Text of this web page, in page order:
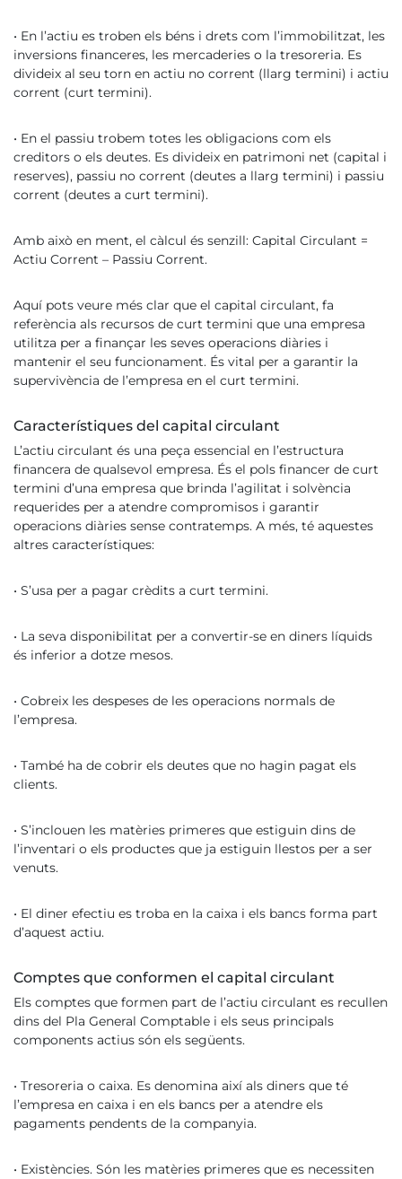
• En l’actiu es troben els béns i drets com l’immobilitzat, les
inversions financeres, les mercaderies o la tresoreria. Es
divideix al seu torn en actiu no corrent (llarg termini) i actiu
corrent (curt termini).
• En el passiu trobem totes les obligacions com els
creditors o els deutes. Es divideix en patrimoni net (capital i
reserves), passiu no corrent (deutes a llarg termini) i passiu
corrent (deutes a curt termini).
Amb això en ment, el càlcul és senzill: Capital Circulant =
Actiu Corrent – Passiu Corrent.
Aquí pots veure més clar que el capital circulant, fa
referència als recursos de curt termini que una empresa
utilitza per a finançar les seves operacions diàries i
mantenir el seu funcionament. És vital per a garantir la
supervivència de l’empresa en el curt termini.
Característiques del capital circulant
L’actiu circulant és una peça essencial en l’estructura
financera de qualsevol empresa. És el pols financer de curt
termini d’una empresa que brinda l’agilitat i solvència
requerides per a atendre compromisos i garantir
operacions diàries sense contratemps. A més, té aquestes
altres característiques:
• S’usa per a pagar crèdits a curt termini.
• La seva disponibilitat per a convertir-se en diners líquids
és inferior a dotze mesos.
• Cobreix les despeses de les operacions normals de
l’empresa.
• També ha de cobrir els deutes que no hagin pagat els
clients.
• S’inclouen les matèries primeres que estiguin dins de
l’inventari o els productes que ja estiguin llestos per a ser
venuts.
• El diner efectiu es troba en la caixa i els bancs forma part
d’aquest actiu.
Comptes que conformen el capital circulant
Els comptes que formen part de l’actiu circulant es recullen
dins del Pla General Comptable i els seus principals
components actius són els següents.
• Tresoreria o caixa. Es denomina així als diners que té
l’empresa en caixa i en els bancs per a atendre els
pagaments pendents de la companyia.
• Existències. Són les matèries primeres que es necessiten